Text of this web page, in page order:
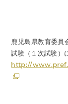
鹿児島県教育委員
試験（１次試験）
http://